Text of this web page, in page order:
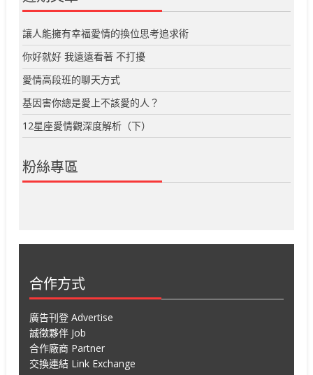
讓人能擁有幸福愛情的換位思考追求術
你好就好 我遠遠看著 不打擾
愛情高段班的聊天方式
基因害你總是愛上不該愛的人？
12星座愛情觀深度解析（下）
粉絲專區
合作方式
廣告刊登 Advertise
誠徵夥伴 Job
合作廠商 Partner
交換連結 Link Exchange